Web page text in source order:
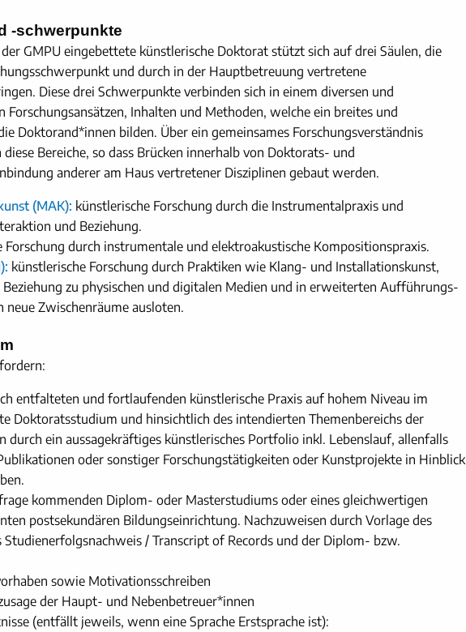
-schwerpunkte
GMPU eingebettete künstlerische Doktorat stützt sich auf drei Säulen, die
und durch in der Hauptbetreuung vertretene
Diese drei Schwerpunkte verbinden sich in einem diversen und
Forschungsansätzen, Inhalten und Methoden, welche ein breites und
Doktorand*innen bilden. Über ein gemeinsames Forschungsverständnis
Bereiche, so dass Brücken innerhalb von Doktorats- und
anderer am Haus vertretener Disziplinen gebaut werden.
(MAK): künstlerische Forschung durch die Instrumentalpraxis und
und Beziehung.
Forschung durch instrumentale und elektroakustische Kompositionspraxis.
künstlerische Forschung durch Praktiken wie Klang- und Installationskunst,
zu physischen und digitalen Medien und in erweiterten Aufführungs-
Zwischenräume ausloten.
entfalteten und fortlaufenden künstlerische Praxis auf hohem Niveau im
Doktoratsstudium und hinsichtlich des intendierten Themenbereichs der
durch ein aussagekräftiges künstlerisches Portfolio inkl. Lebenslauf, allenfalls
oder sonstiger Forschungstätigkeiten oder Kunstprojekte in Hinblick
kommenden Diplom- oder Masterstudiums oder eines gleichwertigen
postsekundären Bildungseinrichtung. Nachzuweisen durch Vorlage des
Studienerfolgsnachweis / Transcript of Records und der Diplom- bzw.
sowie Motivationsschreiben
der Haupt- und Nebenbetreuer*innen
(entfällt jeweils, wenn eine Sprache Erstsprache ist):